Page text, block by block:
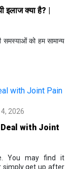
इलाज क्या है? |
को हम सामान्य
2026
with Joint
You may find it
simply get up after